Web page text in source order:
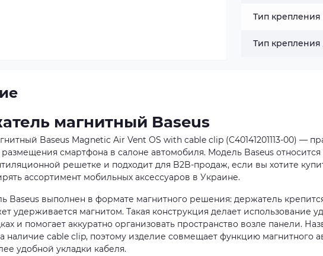
Тип крепления
Тип крепления
магнитный Baseus
Baseus Magnetic Air Vent OS with cable clip (C40141201113-00) —
размещения смартфона в салоне автомобиля. Модель Baseus относится
решетке и подходит для B2B-продаж, если вы хотите
ассортимент мобильных аксессуаров в Украине.
Baseus выполнен в формате магнитного решения: держатель
удерживается магнитом. Такая конструкция делает использование
и помогает аккуратно организовать пространство возле панели.
наличие cable clip, поэтому изделие совмещает функцию магнитного
удобной укладки кабеля.